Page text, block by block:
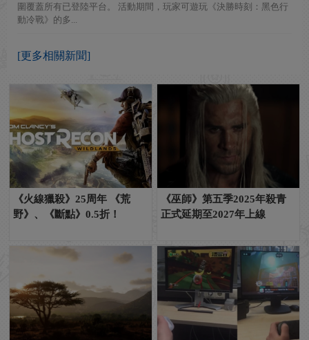
圍覆蓋所有已登陸平台。 活動期間，玩家可遊玩《決勝時刻：黑色行
動冷戰》的多...
[更多相關新聞]
《火線獵殺》25周年 《荒
野》、《斷點》0.5折！
《巫師》第五季2025年殺青
正式延期至2027年上線